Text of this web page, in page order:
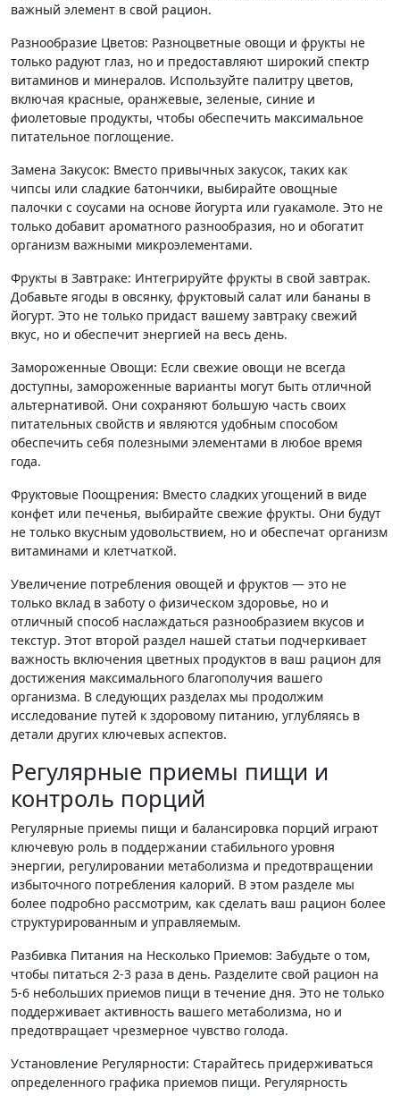
важный элемент в свой рацион.
Разнообразие Цветов: Разноцветные овощи и фрукты не
только радуют глаз, но и предоставляют широкий спектр
витаминов и минералов. Используйте палитру цветов,
включая красные, оранжевые, зеленые, синие и
фиолетовые продукты, чтобы обеспечить максимальное
питательное поглощение.
Замена Закусок: Вместо привычных закусок, таких как
чипсы или сладкие батончики, выбирайте овощные
палочки с соусами на основе йогурта или гуакамоле. Это не
только добавит ароматного разнообразия, но и обогатит
организм важными микроэлементами.
Фрукты в Завтраке: Интегрируйте фрукты в свой завтрак.
Добавьте ягоды в овсянку, фруктовый салат или бананы в
йогурт. Это не только придаст вашему завтраку свежий
вкус, но и обеспечит энергией на весь день.
Замороженные Овощи: Если свежие овощи не всегда
доступны, замороженные варианты могут быть отличной
альтернативой. Они сохраняют большую часть своих
питательных свойств и являются удобным способом
обеспечить себя полезными элементами в любое время
года.
Фруктовые Поощрения: Вместо сладких угощений в виде
конфет или печенья, выбирайте свежие фрукты. Они будут
не только вкусным удовольствием, но и обеспечат организм
витаминами и клетчаткой.
Увеличение потребления овощей и фруктов — это не
только вклад в заботу о физическом здоровье, но и
отличный способ наслаждаться разнообразием вкусов и
текстур. Этот второй раздел нашей статьи подчеркивает
важность включения цветных продуктов в ваш рацион для
достижения максимального благополучия вашего
организма. В следующих разделах мы продолжим
исследование путей к здоровому питанию, углубляясь в
детали других ключевых аспектов.
Регулярные приемы пищи и
контроль порций
Регулярные приемы пищи и балансировка порций играют
ключевую роль в поддержании стабильного уровня
энергии, регулировании метаболизма и предотвращении
избыточного потребления калорий. В этом разделе мы
более подробно рассмотрим, как сделать ваш рацион более
структурированным и управляемым.
Разбивка Питания на Несколько Приемов: Забудьте о том,
чтобы питаться 2-3 раза в день. Разделите свой рацион на
5-6 небольших приемов пищи в течение дня. Это не только
поддерживает активность вашего метаболизма, но и
предотвращает чрезмерное чувство голода.
Установление Регулярности: Старайтесь придерживаться
определенного графика приемов пищи. Регулярность